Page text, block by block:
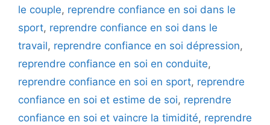
le couple, reprendre confiance en soi dans le
sport, reprendre confiance en soi dans le
travail, reprendre confiance en soi dépression,
reprendre confiance en soi en conduite,
reprendre confiance en soi en sport, reprendre
confiance en soi et estime de soi, reprendre
confiance en soi et vaincre la timidité, reprendre